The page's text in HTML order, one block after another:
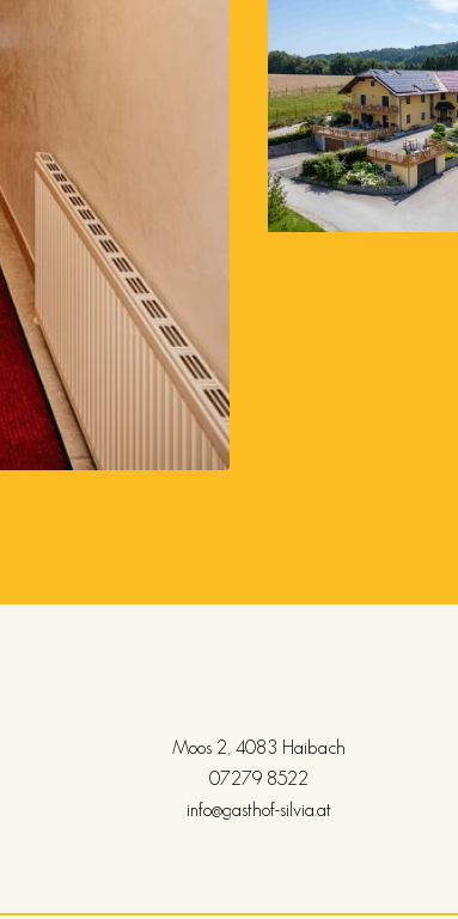
Moos 2, 4083 Haibach
07279 8522
info@gasthof-silvia.at